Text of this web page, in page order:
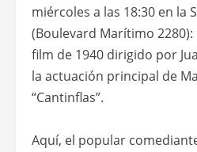
miércoles a las 18:30 en la
(Boulevard Marítimo
film de 1940 dirigido por
la actuación principal de
“Cantinflas”.
Aquí, el popular